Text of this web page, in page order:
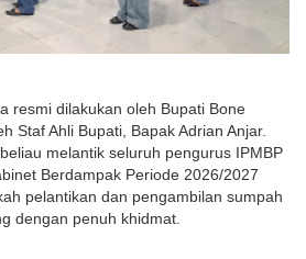
resmi dilakukan oleh Bupati Bone
Staf Ahli Bupati, Bapak Adrian Anjar.
melantik seluruh pengurus IPMBP
Berdampak Periode 2026/2027
pelantikan dan pengambilan sumpah
dengan penuh khidmat.